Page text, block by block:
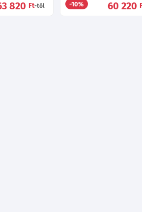
820 Ft-tól -10% 60 220